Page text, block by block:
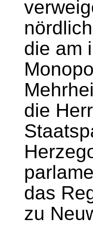
die am
die
das
zu